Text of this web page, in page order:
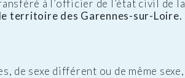
à l’officier de l’état civil de
territoire des Garennes-sur-Loire.
de sexe différent ou de même